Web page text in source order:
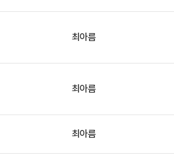
최아름
최아름
최아름